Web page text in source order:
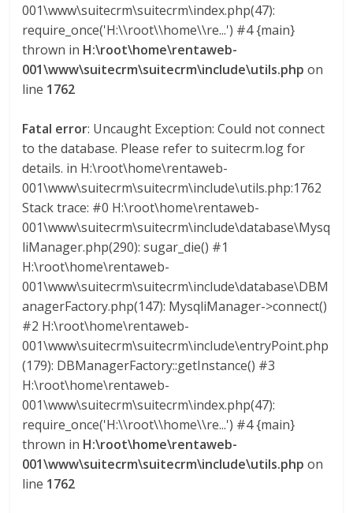
001\www\suitecrm\suitecrm\index.php(47):
require_once('H:\\root\\home\\re...') #4 {main}
thrown in H:\root\home\rentaweb-
001\www\suitecrm\suitecrm\include\utils.php on
line 1762
Fatal error: Uncaught Exception: Could not connect
to the database. Please refer to suitecrm.log for
details. in H:\root\home\rentaweb-
001\www\suitecrm\suitecrm\include\utils.php:1762
Stack trace: #0 H:\root\home\rentaweb-
001\www\suitecrm\suitecrm\include\database\Mysq
liManager.php(290): sugar_die() #1
H:\root\home\rentaweb-
001\www\suitecrm\suitecrm\include\database\DBM
anagerFactory.php(147): MysqliManager->connect()
#2 H:\root\home\rentaweb-
001\www\suitecrm\suitecrm\include\entryPoint.php
(179): DBManagerFactory::getInstance() #3
H:\root\home\rentaweb-
001\www\suitecrm\suitecrm\index.php(47):
require_once('H:\\root\\home\\re...') #4 {main}
thrown in H:\root\home\rentaweb-
001\www\suitecrm\suitecrm\include\utils.php on
line 1762